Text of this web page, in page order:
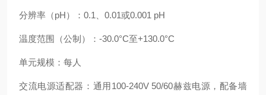
分辨率（pH）：0.1、0.01或0.001 pH
温度范围（公制）： -30.0°C至+130.0°C
单元规模：每人
交流电源适配器：通用 100-240V 50/60赫兹电源，配备墙